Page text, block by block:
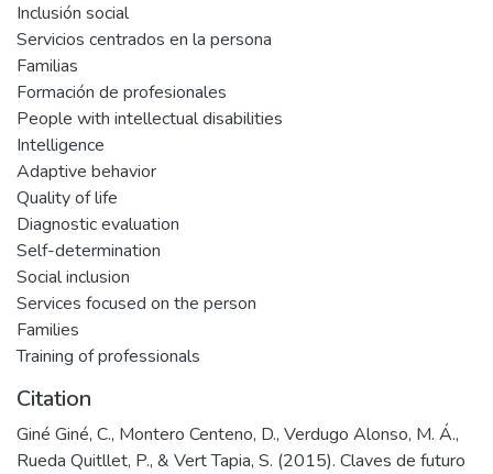
Inclusión social
Servicios centrados en la persona
Familias
Formación de profesionales
People with intellectual disabilities
Intelligence
Adaptive behavior
Quality of life
Diagnostic evaluation
Self-determination
Social inclusion
Services focused on the person
Families
Training of professionals
Citation
Giné Giné, C., Montero Centeno, D., Verdugo Alonso, M. Á.,
Rueda Quitllet, P., & Vert Tapia, S. (2015). Claves de futuro